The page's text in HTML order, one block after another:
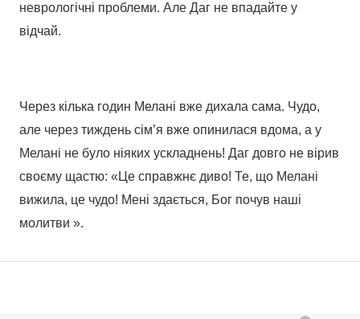
неврологічні проблеми. Але Даг не впадайте у
відчай.
Через кілька годин Мелані вже дихала сама. Чудо,
але через тиждень сім’я вже опинилася вдома, а у
Мелані не було ніяких ускладнень! Даг довго не вірив
своєму щастю: «Це справжнє диво! Те, що Мелані
вижила, це чудо! Мені здається, Бог почув наші
молитви ».